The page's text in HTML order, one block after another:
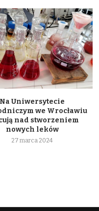
Na Uniwersytecie
we Wrocławiu
nad stworzeniem
nowych leków
27 marca 2024